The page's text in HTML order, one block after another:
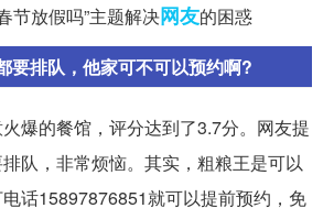
节放假吗”主题解决网友的困惑
要排队，他家可不可以预约啊?
爆的餐馆，评分达到了3.7分。网友提
队，非常烦恼。其实，粗粮王是可以
话15897876851就可以提前预约，免